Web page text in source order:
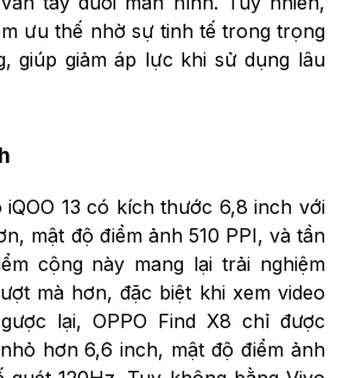
ưu thế nhờ sự tinh tế trong trọng
giúp giảm áp lực khi sử dụng lâu
13 có kích thước 6,8 inch với
mật độ điểm ảnh 510 PPI, và tần
cộng này mang lại trải nghiệm
mà hơn, đặc biệt khi xem video
lại, OPPO Find X8 chỉ được
hơn 6,6 inch, mật độ điểm ảnh